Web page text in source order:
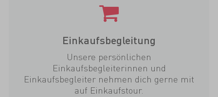
Einkaufsbegleitung
Unsere persönlichen
Einkaufsbegleiterinnen und
Einkaufsbegleiter nehmen dich gerne mit
auf Einkaufstour.